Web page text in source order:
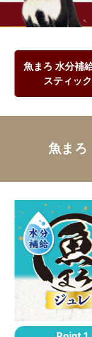
魚まろ 水分補
スティッ
魚まろ